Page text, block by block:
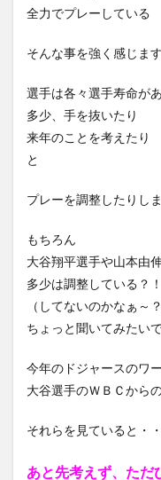
全力でプレーしている
そんな事を強く感じます
選手は各々選手寿命が
多少、手を抜いたり
来年のことを考えたり
と
プレーを調整したりし
もちろん
大谷翔平選手や山本由
多少は調整している？
（してないのかなぁ～
ちょっと聞いてみたいで
今年のドジャースのワ
大谷選手のＷＢＣから
それらを見ていると・
あと先考えず、ただ